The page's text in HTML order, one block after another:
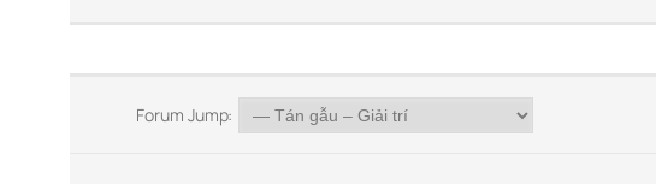
Forum Jump: